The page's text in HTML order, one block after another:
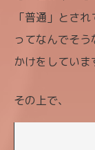
「普通」とさ
ってなんでそ
かけをしていま
その上で、